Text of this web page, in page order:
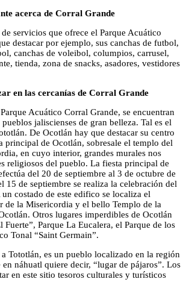
acerca de Corral Grande
servicios que ofrece el Parque Acuático
destacar por ejemplo, sus canchas de futbol,
canchas de voleibol, columpios, carrusel,
tienda, zona de snacks, asadores, vestidores
en las cercanías de Corral Grande
Acuático Corral Grande, se encuentran
jaliscienses de gran belleza. Tal es el
De Ocotlán hay que destacar su centro
principal de Ocotlán, sobresale el templo del
en cuyo interior, grandes murales nos
religiosos del pueblo. La fiesta principal de
del 20 de septiembre al 3 de octubre de
15 de septiembre se realiza la celebración del
costado de este edifico se localiza el
de la Misericordia y el bello Templo de la
Otros lugares imperdibles de Ocotlán
Fuerte”, Parque La Eucalera, el Parque de los
Tonal “Saint Germain”.
Tototlán, es un pueblo localizado en la región
náhuatl quiere decir, “lugar de pájaros”. Los
en este sitio tesoros culturales y turísticos